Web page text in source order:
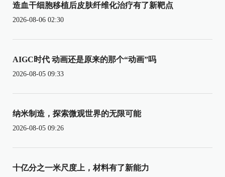
造血干细胞移植后皮肤纤维化治疗有了新靶点
2026-08-06 02:30
AIGC时代 动画还是原来的那个“动画”吗
2026-08-05 09:33
纳米制造，探索微观世界的无限可能
2026-08-05 09:26
十亿分之一米尺度上，材料有了新能力